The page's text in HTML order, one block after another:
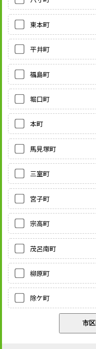
東本町
平井町
福島町
堀口町
本町
馬見塚町
三室町
宮子町
宗高町
茂呂南町
柳原町
除ケ町